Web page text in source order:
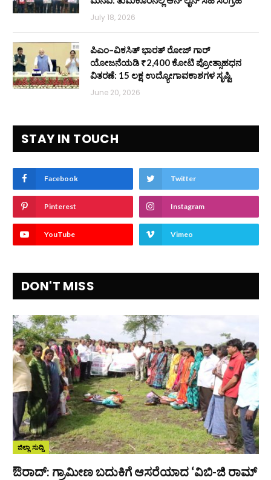
July 18, 2026
ಪಿಎಂ–ವಿಕಸಿತ್ ಭಾರತ್ ರೋಜ್‌ ಗಾರ್
ಯೋಜನೆಯಡಿ ₹2,400 ಕೋಟಿ ಪ್ರೋತ್ಸಾಹಧನ
ವಿತರಣೆ: 15 ಲಕ್ಷ ಉದ್ಯೋಗಾವಕಾಶಗಳ ಸೃಷ್ಟಿ
June 20, 2026
STAY IN TOUCH
Facebook Twitter
Pinterest Instagram
YouTube Vimeo
DON'T MISS
ಜಿಲ್ಲಾ ಸುದ್ದಿ
ಔರಾದ್: ಗ್ರಾಮೀಣ ಬದುಕಿಗೆ ಆಸರೆಯಾದ ‘ವಿಬಿ-ಜಿ ರಾಮ್